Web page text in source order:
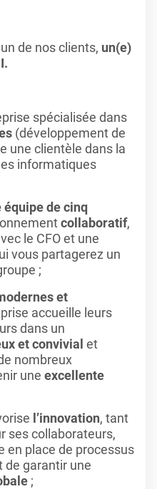
de nos clients, un(e)
spécialisée dans
(développement de
une clientèle dans la
informatiques
équipe de cinq
collaboratif,
le CFO et une
vous partagerez un
;
et
accueille leurs
dans un
et convivial et
nombreux
une excellente
l’innovation, tant
ses collaborateurs,
en place de processus
de garantir une
;